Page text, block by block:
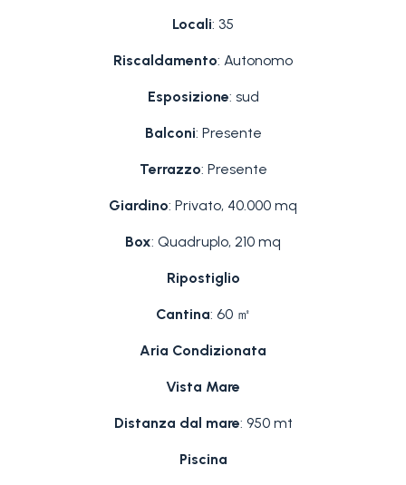
Locali: 35
Riscaldamento: Autonomo
Esposizione: sud
Balconi: Presente
Terrazzo: Presente
Giardino: Privato, 40.000 mq
Box: Quadruplo, 210 mq
Ripostiglio
Cantina: 60 ㎡
Aria Condizionata
Vista Mare
Distanza dal mare: 950 mt
Piscina